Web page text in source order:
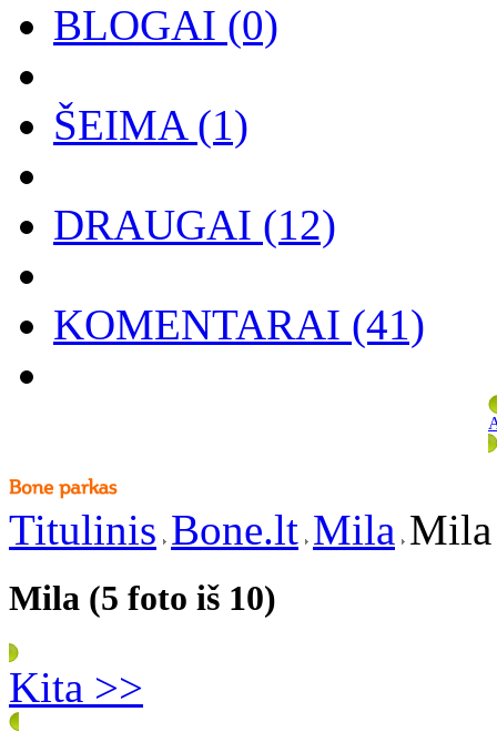
BLOGAI (0)
ŠEIMA(1)
DRAUGAI (12)
KOMENTARAI (41)
Titulinis Bone.lt Mila
Mila (5 foto iš 10)
Kita >>